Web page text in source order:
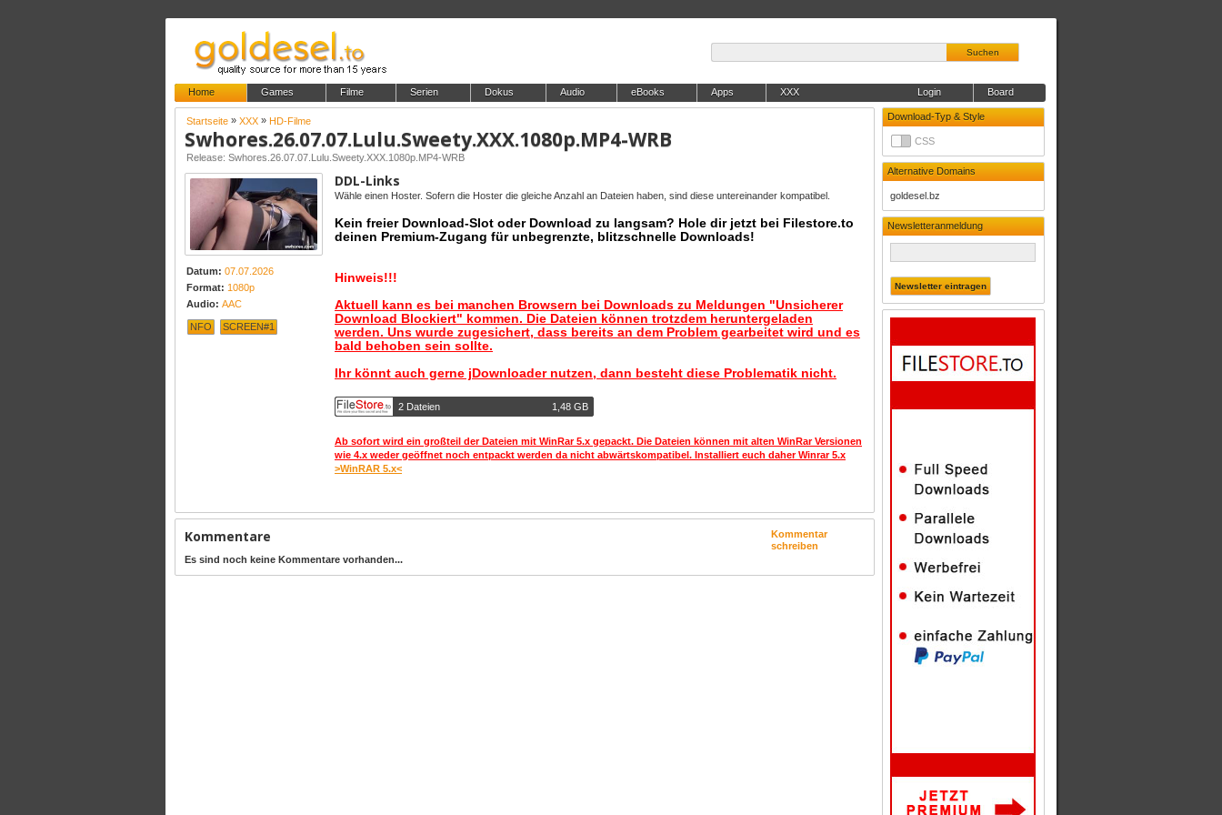
Suchen
Home Games Filme Serien Dokus Audio eBooks Apps XXX Board
Login
Download-Typ & Style
CSS
Alternative Domains
goldesel.bz
Newsletteranmeldung
Startseite » XXX » HD-Filme
Swhores.26.07.07.Lulu.Sweety.XXX.1080p.MP4-WRB
Release: Swhores.26.07.07.Lulu.Sweety.XXX.1080p.MP4-WRB
Datum: 07.07.2026
Format: 1080p
Audio: AAC
NFO SCREEN#1
DDL-Links
Wähle einen Hoster. Sofern die Hoster die gleiche Anzahl an Dateien haben, sind diese untereinander kompatibel.
Kein freier Download-Slot oder Download zu langsam? Hole dir jetzt bei Filestore.to
deinen Premium-Zugang für unbegrenzte, blitzschnelle Downloads!
Hinweis!!!
Aktuell kann es bei manchen Browsern bei Downloads zu Meldungen "Unsicherer
Download Blockiert" kommen. Die Dateien können trotzdem heruntergeladen
werden. Uns wurde zugesichert, dass bereits an dem Problem gearbeitet wird und es
bald behoben sein sollte.
Ihr könnt auch gerne jDownloader nutzen, dann besteht diese Problematik nicht.
2 Dateien 1,48 GB
Ab sofort wird ein großteil der Dateien mit WinRar 5.x gepackt. Die Dateien können mit alten WinRar Versionen
wie 4.x weder geöffnet noch entpackt werden da nicht abwärtskompatibel. Installiert euch daher Winrar 5.x
>WinRAR 5.x<
Kommentar
schreiben
Kommentare
Es sind noch keine Kommentare vorhanden...